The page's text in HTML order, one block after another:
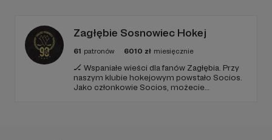
Zagłębie Sosnowiec Hokej
61 patronów 6010 zł miesięcznie
🏒 Wspaniałe wieści dla fanów Zagłębia. Przy
naszym klubie hokejowym powstało Socios.
Jako członkowie Socios, możecie